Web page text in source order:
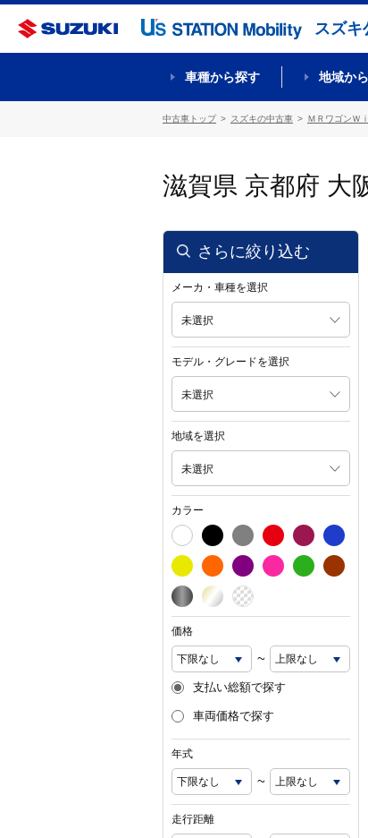
スズキ
車種から探す 地域か
中古車トップ スズキの中古車 ＭＲワゴンＷ
滋賀県 京都府 大
さらに絞り込む
メーカ・車種を選択
未選択
モデル・グレードを選択
未選択
地域を選択
未選択
カラー
価格
~
支払い総額で探す
車両価格で探す
年式
~
走行距離